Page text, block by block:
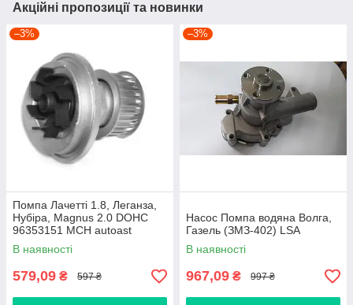
Акційні пропозиції та новинки
–3%
Помпа Лачетті 1.8, Леганза,
Нубіра, Magnus 2.0 DOHC
96353151 MCH autoast
В наявності
579,09 ₴ 597 ₴
–3%
Насос Помпа водяна Волга,
Газель (ЗМЗ-402) LSA
В наявності
967,09 ₴ 997 ₴